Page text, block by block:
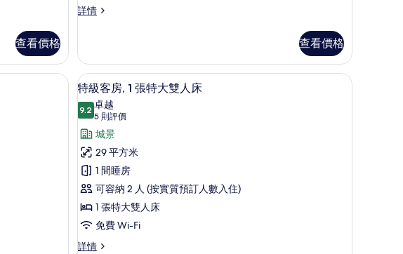
查看價格
張
的
相
片
詳情
家
多
張
床
(Family)
詳
查看價格
簾/窗簾、隔音、熨斗/熨衫板
載
入
所
有
特
級
客
房,
1
張
房內夾萬、遮光窗簾/窗簾、隔音、熨斗/熨衫
4
特級客房, 1 張特大雙人床
9.29.2 分，滿分 10 分
卓越
5 則評價
(5
則
評
價)
城景
29 平方米
1 間睡房
可容納 2 人 (按實質預訂人數入住)
1 張特大雙人床
免費 Wi-Fi
詳情
特